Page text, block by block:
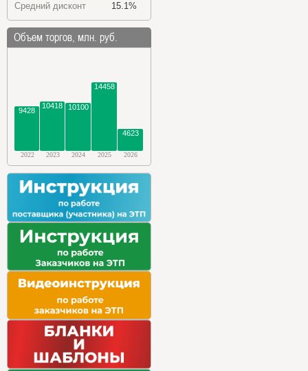
Средний дисконт
15.1%
Объем торгов, млн. руб.
9428
10418 10100
14458
4623
2022 2023 2024 2025 2026